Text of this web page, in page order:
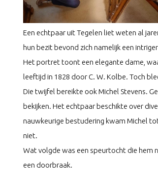
Een echtpaar uit Tegelen liet weten al
hun bezit bevond zich namelijk een
Het portret toont een elegante dame,
leeftijd in 1828 door C. W. Kolbe. Toch
Die twijfel bereikte ook Michel Stevens.
bekijken. Het echtpaar beschikte over
nauwkeurige bestudering kwam Michel
niet.
Wat volgde was een speurtocht die hem
een doorbraak.